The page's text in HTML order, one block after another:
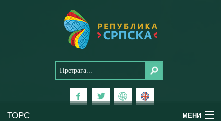
ТОРС МЕНИ